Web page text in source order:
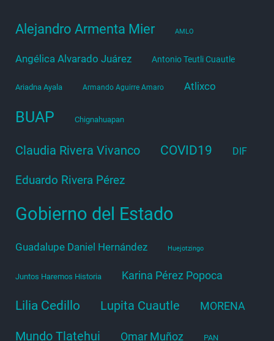
Alejandro Armenta Mier AMLO
Angélica Alvarado Juárez Antonio Teutli Cuautle
Ariadna Ayala Armando Aguirre Amaro Atlixco
BUAP Chignahuapan
Claudia Rivera Vivanco COVID19 DIF
Eduardo Rivera Pérez
Gobierno del Estado
Guadalupe Daniel Hernández Huejotzingo
Juntos Haremos Historia Karina Pérez Popoca
Lilia Cedillo Lupita Cuautle MORENA
Mundo Tlatehui Omar Muñoz PAN